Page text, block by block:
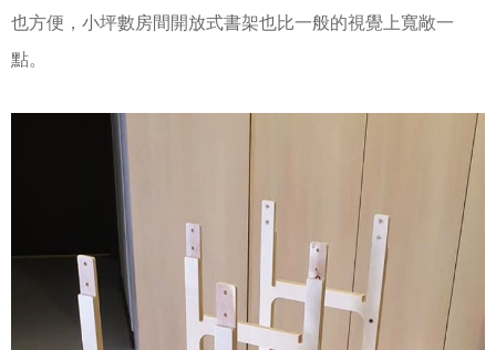
也方便，小坪數房間開放式書架也比一般的視覺上寬敞一
點。